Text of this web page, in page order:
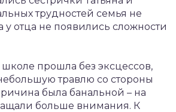
трудностей семья не
у отца не появились сложности
прошла без эксцессов,
травлю со стороны
была банальной – на
больше внимания. К